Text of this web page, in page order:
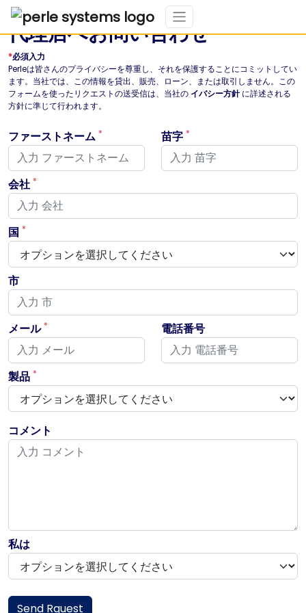
代理店へお問い合わせ
*必須入力
Perleは皆さんのプライバシーを尊重し、それを保護することにコミットしてい
ます。当社では、この情報を貸出、販売、ローン、または取引しません。この
フォームを使ったリクエストの送受信は、当社の イバシー方針に詳述される
方針に準じて行われます。
ファーストネーム * 苗字 *
会社 *
国 *
市
メール * 電話番号
製品 *
コメント
私は
Send Rquest